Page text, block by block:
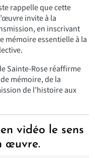
rappelle que cette
invite à la
en inscrivant
mémoire essentielle à la
Sainte-Rose réaffirme
mémoire, de la
de l’histoire aux
vidéo le sens
œuvre.